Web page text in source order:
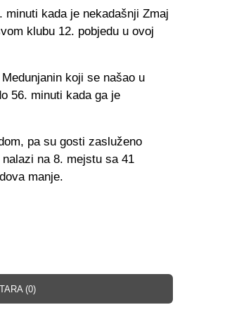
kada je nekadašnji Zmaj
klubu 12. pobjedu u ovoj
koji se našao u
56. minuti kada ga je
pa su gosti zasluženo
na 8. mejstu sa 41
manje.
(0)